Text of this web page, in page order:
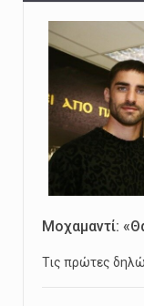
Μοχαμαντί:
Τις πρώτες